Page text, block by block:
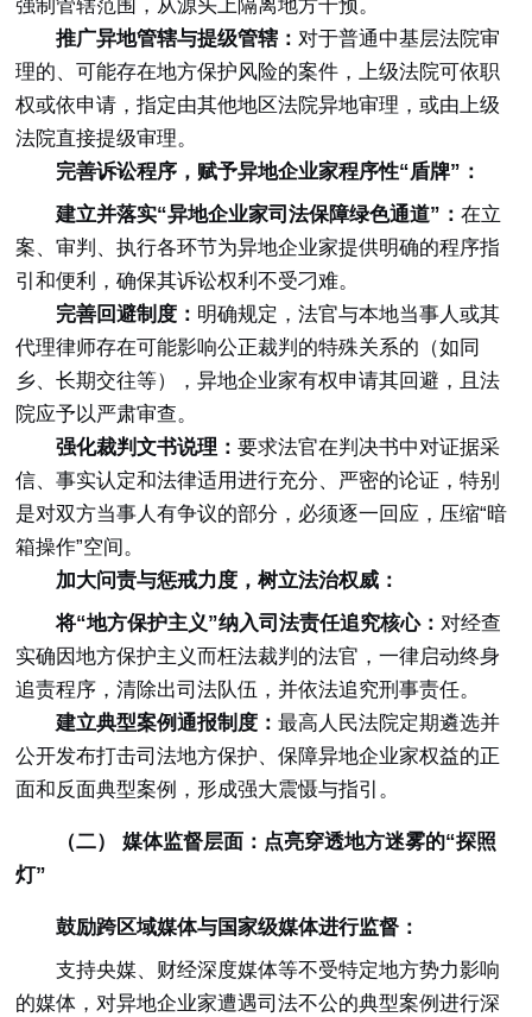
强制管辖范围，从源头上隔离地方干预。
推广异地管辖与提级管辖：对于普通中基层法院审
理的、可能存在地方保护风险的案件，上级法院可依职
权或依申请，指定由其他地区法院异地审理，或由上级
法院直接提级审理。
完善诉讼程序，赋予异地企业家程序性“盾牌”：
建立并落实“异地企业家司法保障绿色通道”：在立
案、审判、执行各环节为异地企业家提供明确的程序指
引和便利，确保其诉讼权利不受刁难。
完善回避制度： 明确规定，法官与本地当事人或其
代理律师存在可能影响公正裁判的特殊关系的（如同
乡、长期交往等），异地企业家有权申请其回避，且法
院应予以严肃审查。
强化裁判文书说理：要求法官在判决书中对证据采
信、事实认定和法律适用进行充分、严密的论证，特别
是对双方当事人有争议的部分，必须逐一回应，压缩“暗
箱操作”空间。
加大问责与惩戒力度，树立法治权威：
将“地方保护主义”纳入司法责任追究核心：对经查
实确因地方保护主义而枉法裁判的法官，一律启动终身
追责程序，清除出司法队伍，并依法追究刑事责任。
建立典型案例通报制度：最高人民法院定期遴选并
公开发布打击司法地方保护、保障异地企业家权益的正
面和反面典型案例，形成强大震慑与指引。
（二） 媒体监督层面：点亮穿透地方迷雾的“探照
灯”
鼓励跨区域媒体与国家级媒体进行监督：
支持央媒、财经深度媒体等不受特定地方势力影响
的媒体，对异地企业家遭遇司法不公的典型案例进行深